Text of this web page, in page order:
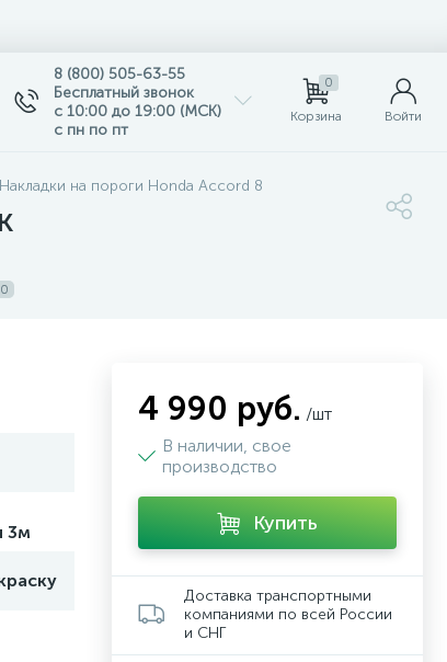
8 (800) 505-63-55
Бесплатный звонок
с 10:00 до 19:00 (МСК)
с пн по пт
0
Корзина Войти
Накладки на пороги Honda Accord 8
0
3м
4 990 руб. /шт
В наличии, свое
производство
Купить
Доставка транспортными
компаниями по всей России
и СНГ